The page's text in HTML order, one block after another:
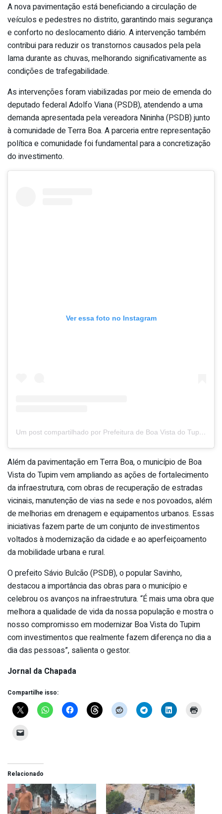
A nova pavimentação está beneficiando a circulação de
veículos e pedestres no distrito, garantindo mais segurança
e conforto no deslocamento diário. A intervenção também
contribui para reduzir os transtornos causados pela pela
lama durante as chuvas, melhorando significativamente as
condições de trafegabilidade.
As intervenções foram viabilizadas por meio de emenda do
deputado federal Adolfo Viana (PSDB), atendendo a uma
demanda apresentada pela vereadora Nininha (PSDB) junto
à comunidade de Terra Boa. A parceria entre representação
política e comunidade foi fundamental para a concretização
do investimento.
Ver essa foto no Instagram
Um post compartilhado por Prefeitura de Boa Vista do Tupim (@prefeituraboavistadotupim)
Além da pavimentação em Terra Boa, o município de Boa
Vista do Tupim vem ampliando as ações de fortalecimento
da infraestrutura, com obras de recuperação de estradas
vicinais, manutenção de vias na sede e nos povoados, além
de melhorias em drenagem e equipamentos urbanos. Essas
iniciativas fazem parte de um conjunto de investimentos
voltados à modernização da cidade e ao aperfeiçoamento
da mobilidade urbana e rural.
O prefeito Sávio Bulcão (PSDB), o popular Savinho,
destacou a importância das obras para o município e
celebrou os avanços na infraestrutura. “É mais uma obra que
melhora a qualidade de vida da nossa população e mostra o
nosso compromisso em modernizar Boa Vista do Tupim
com investimentos que realmente fazem diferença no dia a
dia das pessoas”, salienta o gestor.
Jornal da Chapada
Compartilhe isso:
Relacionado